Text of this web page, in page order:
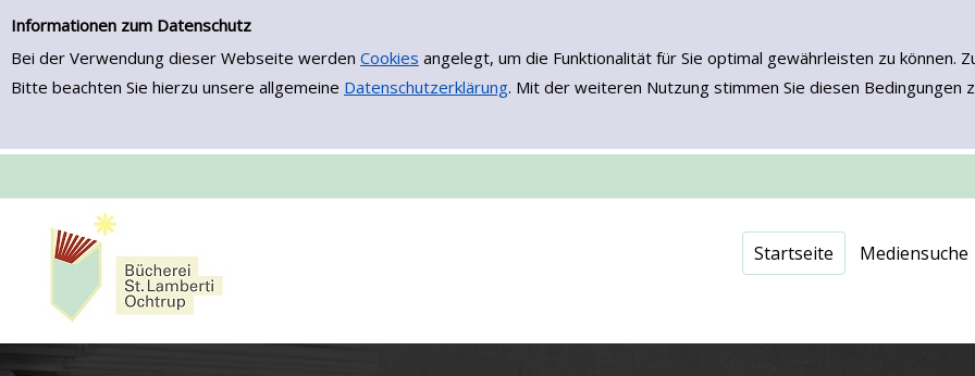
Informationen zum Datenschutz
Bei der Verwendung dieser Webseite werden Cookies angelegt, um die Funktionalität für Sie optimal gewährleisten zu
Bitte beachten Sie hierzu unsere allgemeine Datenschutzerklärung. Mit der weiteren Nutzung stimmen Sie diesen Bedingungen
Zur Detailanzeige springen
Startseite
Mediensuche